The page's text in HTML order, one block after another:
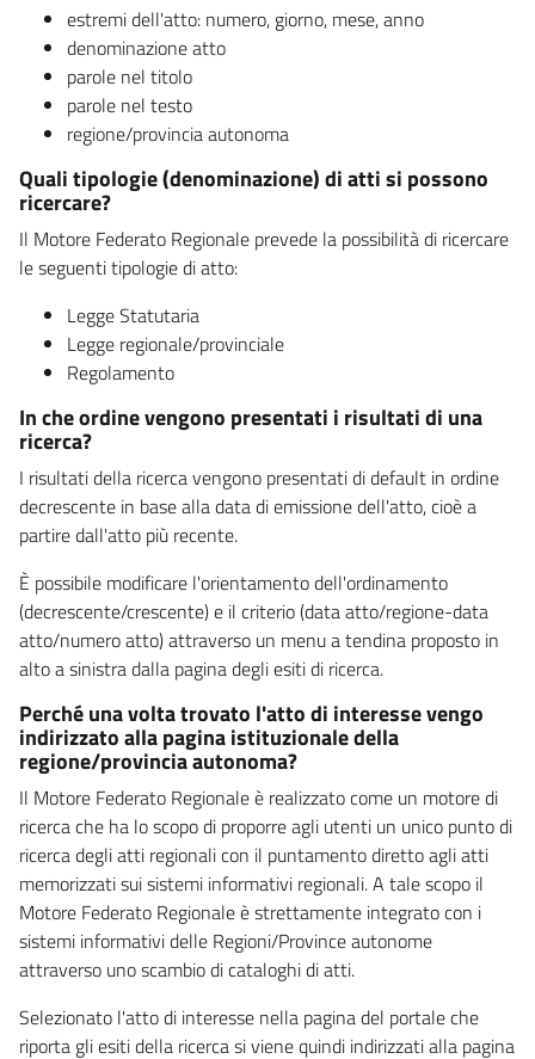
estremi dell'atto: numero, giorno, mese, anno
denominazione atto
parole nel titolo
parole nel testo
regione/provincia autonoma
Quali tipologie (denominazione) di atti si possono
ricercare?
Il Motore Federato Regionale prevede la possibilità di ricercare
le seguenti tipologie di atto:
Legge Statutaria
Legge regionale/provinciale
Regolamento
In che ordine vengono presentati i risultati di una
ricerca?
I risultati della ricerca vengono presentati di default in ordine
decrescente in base alla data di emissione dell'atto, cioè a
partire dall'atto più recente.
È possibile modificare l'orientamento dell'ordinamento
(decrescente/crescente) e il criterio (data atto/regione-data
atto/numero atto) attraverso un menu a tendina proposto in
alto a sinistra dalla pagina degli esiti di ricerca.
Perché una volta trovato l'atto di interesse vengo
indirizzato alla pagina istituzionale della
regione/provincia autonoma?
Il Motore Federato Regionale è realizzato come un motore di
ricerca che ha lo scopo di proporre agli utenti un unico punto di
ricerca degli atti regionali con il puntamento diretto agli atti
memorizzati sui sistemi informativi regionali. A tale scopo il
Motore Federato Regionale è strettamente integrato con i
sistemi informativi delle Regioni/Province autonome
attraverso uno scambio di cataloghi di atti.
Selezionato l'atto di interesse nella pagina del portale che
riporta gli esiti della ricerca si viene quindi indirizzati alla pagina